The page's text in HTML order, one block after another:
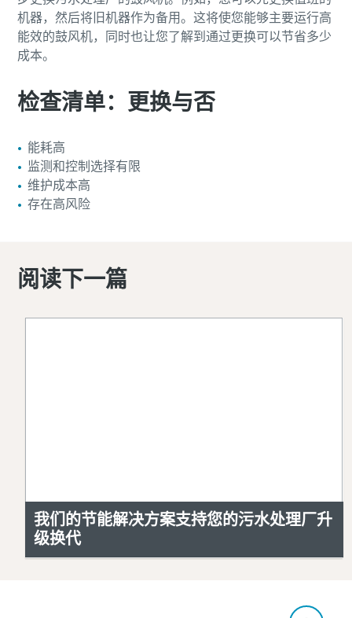
机器，然后将旧机器作为备用。这将使您能够主要运行高
能效的鼓风机，同时也让您了解到通过更换可以节省多少
成本。
检查清单：更换与否
能耗高
监测和控制选择有限
维护成本高
存在高风险
阅读下一篇
我们的节能解决方案支持您的污水处理厂升
级换代